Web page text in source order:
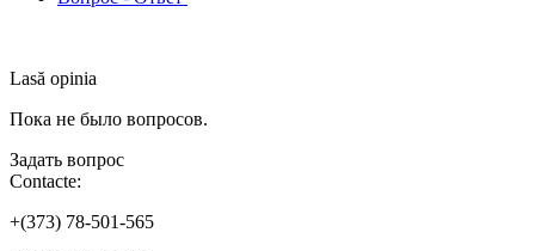
Lasă opinia
Пока не было вопросов.
Задать вопрос
Contacte:
+(373) 78-501-565